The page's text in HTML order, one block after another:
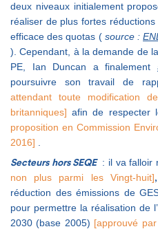
deux niveaux initialement
réaliser de plus fortes
efficace des quotas ( source :
). Cependant, à la demande de
PE, Ian Duncan a finalement
poursuivre son travail de
attendant toute modification
britanniques] afin de respecter
proposition en Commission
2016]
Secteurs hors SEQE : il va falloir
non plus parmi les Vingt-huit],
réduction des émissions de
pour permettre la réalisation de
2030 (base 2005) [approuvé